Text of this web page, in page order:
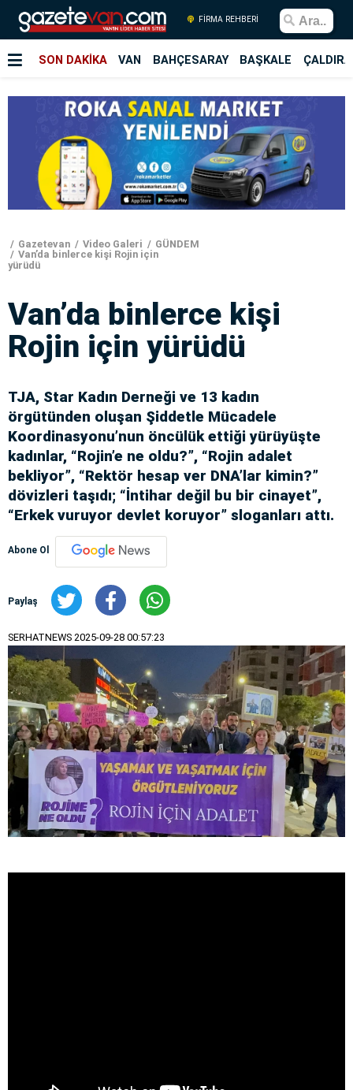
FİRMA REHBERİ
SON DAKİKA VAN BAHÇESARAY BAŞKALE
Gazetevan Video Galeri
GÜNDEM
Van’da binlerce kişi Rojin için
yürüdü
Van’da binlerce kişi
Rojin için yürüdü
TJA, Star Kadın Derneği ve 13 kadın
örgütünden oluşan Şiddetle Mücadele
Koordinasyonu’nun öncülük ettiği yürüyüşte
kadınlar, “Rojin’e ne oldu?”, “Rojin adalet
bekliyor”, “Rektör hesap ver DNA’lar kimin?”
dövizleri taşıdı; “İntihar değil bu bir cinayet”,
“Erkek vuruyor devlet koruyor” sloganları attı.
Abone Ol
Paylaş
SERHATNEWS 2025-09-28 00:57:23